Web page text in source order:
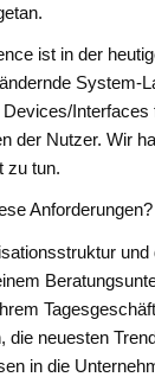
ist in der
System-
Interfaces
der Nutzer. Wir
zu tun.
Anforderungen?
und
die neuesten
in die